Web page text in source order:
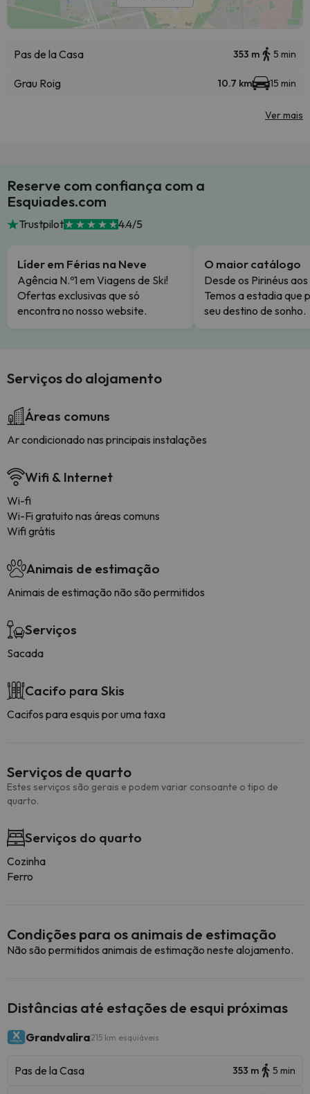
Pas de la Casa 353 m 5 min
Grau Roig 10.7 km 15 min
Ver mais
Reserve com confiança com a
Esquiades.com
Trustpilot 4.4/5
Líder em Férias na Neve
Agência N.º1 em Viagens de Ski!
Ofertas exclusivas que só
encontra no nosso website.
O maior catálogo
Desde os Pirinéus
Temos a estadia que
seu destino de sonho.
Serviços do alojamento
Áreas comuns
Ar condicionado nas principais instalações
Wifi & Internet
Wi-fi
Wi-Fi gratuito nas áreas comuns
Wifi grátis
Animais de estimação
Animais de estimação não são permitidos
Serviços
Sacada
Cacifo para Skis
Cacifos para esquis por uma taxa
Serviços de quarto
Estes serviços são gerais e podem variar consoante o tipo de
quarto.
Serviços do quarto
Cozinha
Ferro
Condições para os animais de estimação
Não são permitidos animais de estimação neste alojamento.
Distâncias até estações de esqui próximas
Grandvalira215 km esquiáveis
Pas de la Casa 353 m 5 min